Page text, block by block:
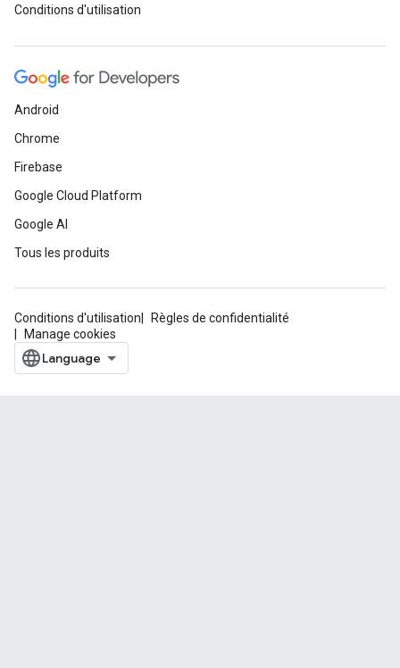
Conditions d'utilisation
Android
Chrome
Firebase
Google Cloud Platform
Google AI
Tous les produits
Conditions d'utilisation
Règles de confidentialité
Manage cookies